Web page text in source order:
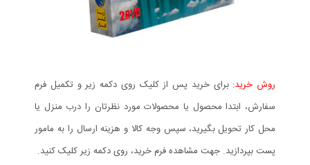
روش خرید: برای خرید پس از کلیک روی دکمه زیر و تکمیل فرم
سفارش، ابتدا محصول یا محصولات مورد نظرتان را درب منزل یا
محل کار تحویل بگیرید، سپس وجه کالا و هزینه ارسال را به مامور
پست بپردازید. جهت مشاهده فرم خرید، روی دکمه زیر کلیک کنید.